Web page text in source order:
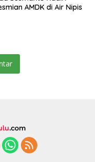
AMDK di Air Nipis